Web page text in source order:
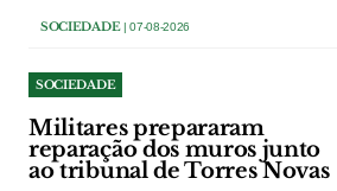
SOCIEDADE| 07-08-2026
SOCIEDADE
Militares prepararam
reparação dos muros junto
ao tribunal de Torres Novas